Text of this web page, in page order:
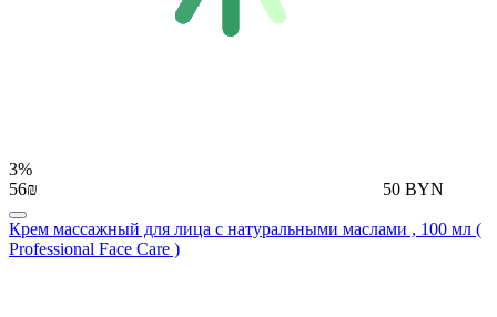
3%
56₪
50 BYN
Крем массажный для лица с натуральными маслами , 100 мл (
Professional Face Care )